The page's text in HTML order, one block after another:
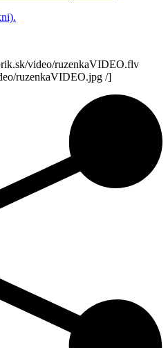
video/ruzenkaVIDEO.flv
ruzenkaVIDEO.jpg /]